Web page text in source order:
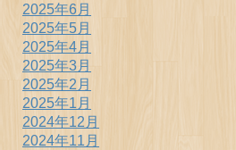
2025年6月
2025年5月
2025年4月
2025年3月
2025年2月
2025年1月
2024年12月
2024年11月